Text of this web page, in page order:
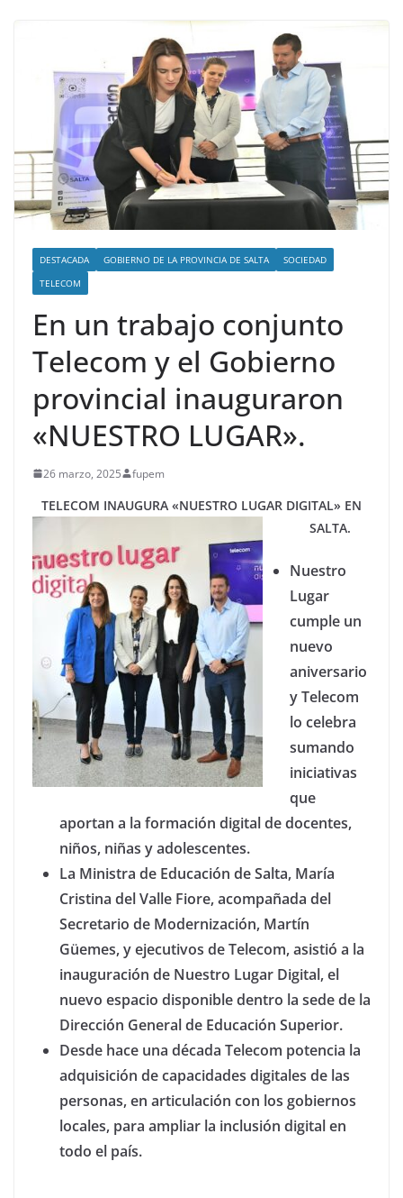
DESTACADA GOBIERNO DE LA PROVINCIA DE SALTA
SOCIEDAD
TELECOM
En un trabajo conjunto
Telecom y el Gobierno
provincial inauguraron
«NUESTRO LUGAR».
26 marzo, 2025 fupem
TELECOM INAUGURA «NUESTRO LUGAR DIGITAL» EN
SALTA.
Nuestro
Lugar
cumple un
nuevo
aniversario
y Telecom
lo celebra
sumando
iniciativas
que
aportan a la formación digital de docentes,
niños, niñas y adolescentes.
La Ministra de Educación de Salta, María
Cristina del Valle Fiore, acompañada del
Secretario de Modernización, Martín
Güemes, y ejecutivos de Telecom, asistió a la
inauguración de Nuestro Lugar Digital, el
nuevo espacio disponible dentro la sede de la
Dirección General de Educación Superior.
Desde hace una década Telecom potencia la
adquisición de capacidades digitales de las
personas, en articulación con los gobiernos
locales, para ampliar la inclusión digital en
todo el país.